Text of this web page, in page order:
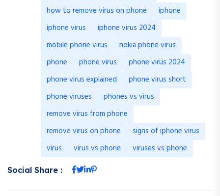
how to remove virus on phone
iphone
iphone virus
iphone virus 2024
mobile phone virus
nokia phone virus
phone
phone virus
phone virus 2024
phone virus explained
phone virus short
phone viruses
phones vs virus
remove virus from phone
remove virus on phone
signs of iphone virus
virus
virus vs phone viruses vs phone
Social Share :